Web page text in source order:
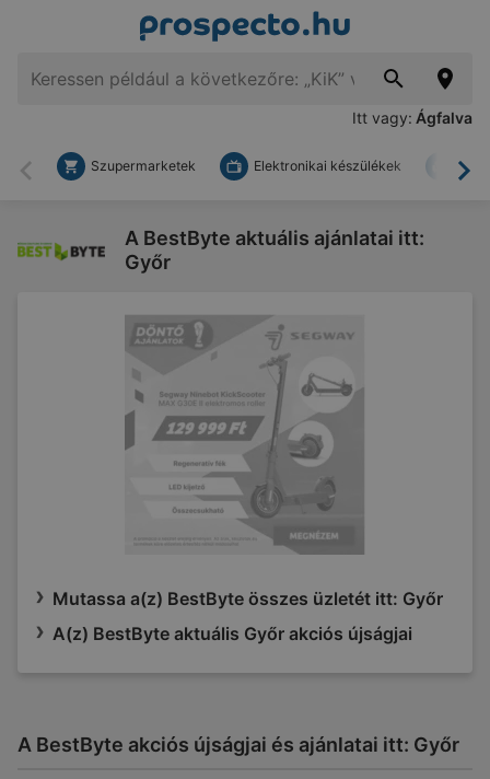
Itt vagy: Ágfalva
Vissza
Szupermarketek Elektronikai készülékek
A BestByte aktuális ajánlatai itt:
Győr
Mutassa a(z) BestByte összes üzletét itt: Győr
A(z) BestByte aktuális Győr akciós újságjai
A BestByte akciós újságjai és ajánlatai itt: Győr